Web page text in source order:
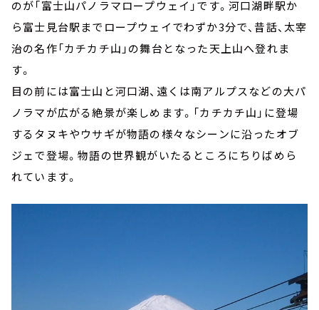
のが「富士山パノラマロープウェイ」です。河口湖畔駅か
ら富士見台駅までロープウェイでわずか3分で、昔話、太宰
治の名作「カチカチ山」の舞台となった天上山へ登れま
す。
目の前には富士山と河口湖、遠くは南アルプスなどの大パ
ノラマが広がる絶景が楽しめます。「カチカチ山」に登場
するタヌキやウサギが物語の様々なシーンに沿ったオブ
ジェで登場。物語の世界観がいたるところにちりばめら
れています。